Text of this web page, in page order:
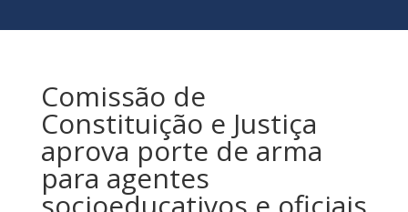
Comissão de
Constituição e Justiça
aprova porte de arma
para agentes